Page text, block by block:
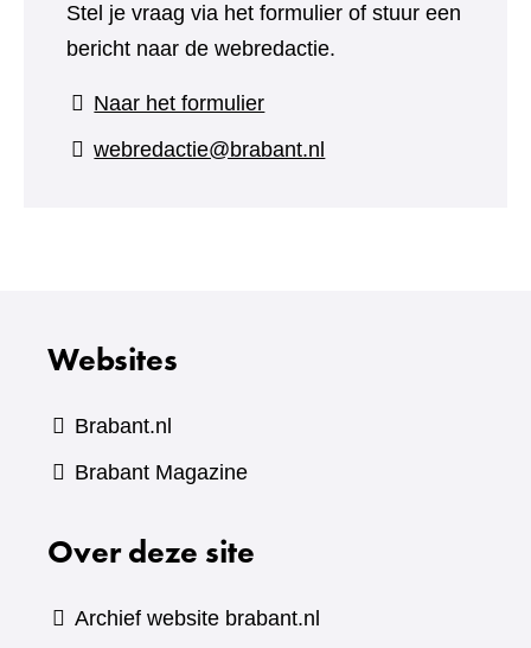
Stel je vraag via het formulier of stuur een
bericht naar de webredactie.
Naar het formulier(verwijst
naar
webredactie@brabant.nl
Websites
Brabant.nl
Brabant Magazine(verwijst
een
website)
Over deze site
Archief website brabant.nl